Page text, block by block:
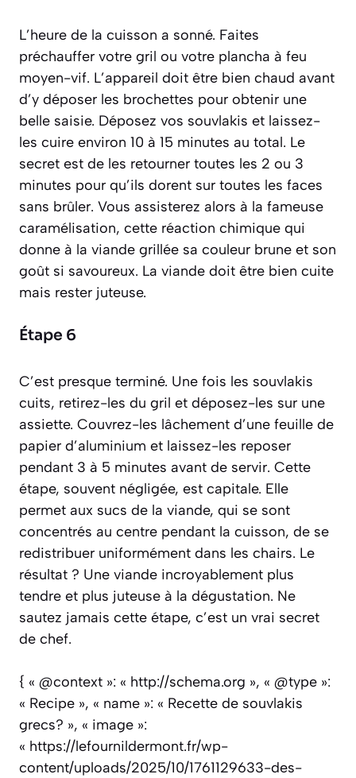
L’heure de la cuisson a sonné. Faites
préchauffer votre gril ou votre plancha à feu
moyen-vif. L’appareil doit être bien chaud avant
d’y déposer les brochettes pour obtenir une
belle saisie. Déposez vos souvlakis et laissez-
les cuire environ 10 à 15 minutes au total. Le
secret est de les retourner toutes les 2 ou 3
minutes pour qu’ils dorent sur toutes les faces
sans brûler. Vous assisterez alors à la fameuse
caramélisation, cette réaction chimique qui
donne à la viande grillée sa couleur brune et son
goût si savoureux. La viande doit être bien cuite
mais rester juteuse.
Étape 6
C’est presque terminé. Une fois les souvlakis
cuits, retirez-les du gril et déposez-les sur une
assiette. Couvrez-les lâchement d’une feuille de
papier d’aluminium et laissez-les reposer
pendant 3 à 5 minutes avant de servir. Cette
étape, souvent négligée, est capitale. Elle
permet aux sucs de la viande, qui se sont
concentrés au centre pendant la cuisson, de se
redistribuer uniformément dans les chairs. Le
résultat ? Une viande incroyablement plus
tendre et plus juteuse à la dégustation. Ne
sautez jamais cette étape, c’est un vrai secret
de chef.
{ « @context »: « http://schema.org », « @type »:
« Recipe », « name »: « Recette de souvlakis
grecs? », « image »:
« https://lefournildermont.fr/wp-
content/uploads/2025/10/1761129633-des-